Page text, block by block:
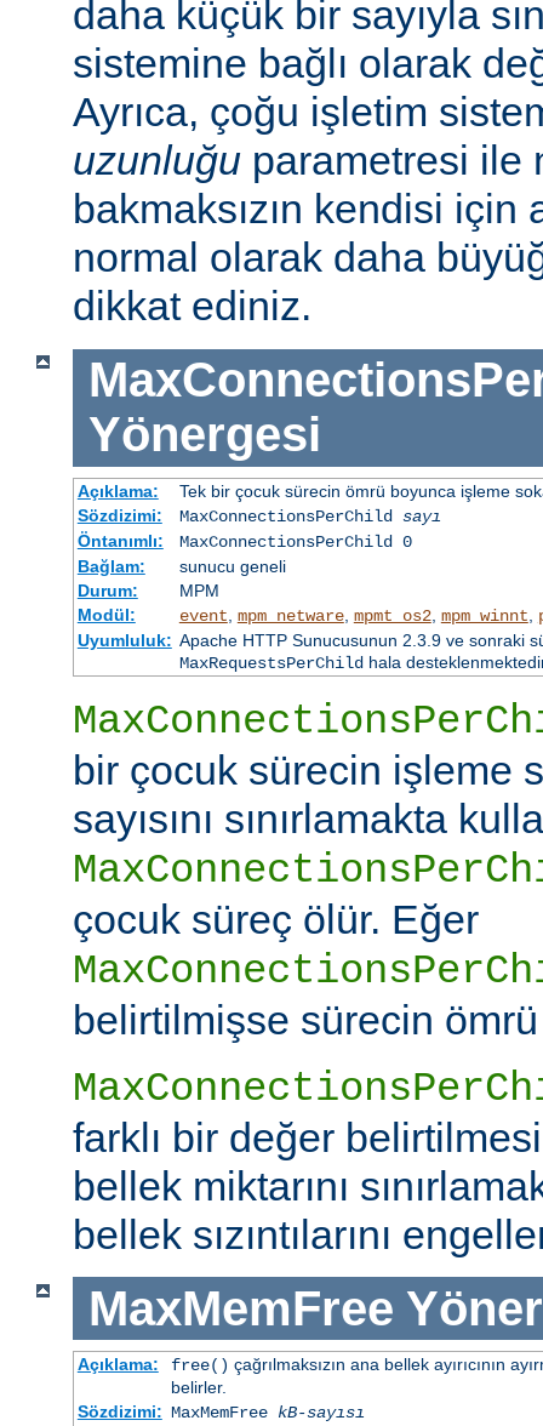
daha küçük bir sayıyla
sistemine bağlı olarak
Ayrıca, çoğu işletim
uzunluğu parametresi ile
bakmaksızın kendisi için
normal olarak daha
dikkat ediniz.
Yönergesi
Açıklama:
Tek bir çocuk sürecin ömrü boyunca işleme
Sözdizimi:
MaxConnectionsPerChild sayı
Öntanımlı:
MaxConnectionsPerChild 0
Bağlam:
sunucu geneli
Durum:
MPM
Modül:
event mpm_netware, mpmt_os2, mpm_winnt
Uyumluluk: Apache HTTP Sunucusunun 2.3.9 ve sonraki
MaxRequestsPerChildhala
bir çocuk sürecin işleme
sayısını sınırlamakta
çocuk süreç ölür. Eğer
belirtilmişse sürecin
farklı bir değer
bellek miktarını
bellek sızıntılarını
MaxMemFree
Açıklama: free() çağrılmaksızın ana bellek ayırıcının
belirler.
Sözdizimi: MaxMemFree kB-sayısı